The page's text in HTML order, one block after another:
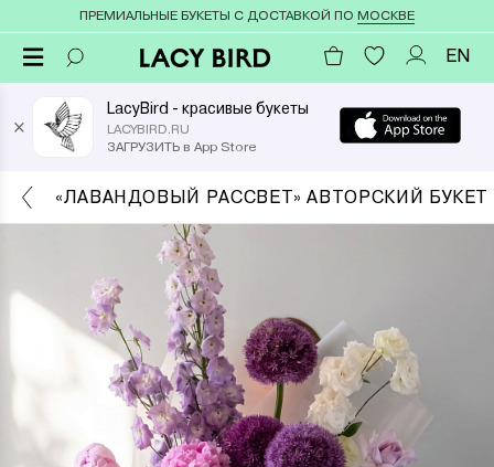
ПРЕМИАЛЬНЫЕ БУКЕТЫ С ДОСТАВКОЙ ПО МОСКВЕ
EN
×
LacyBird - красивые букеты
LACYBIRD.RU
ЗАГРУЗИТЬ в App Store
«ЛАВАНДОВЫЙ РАССВЕТ» АВТОРСКИЙ БУКЕТ